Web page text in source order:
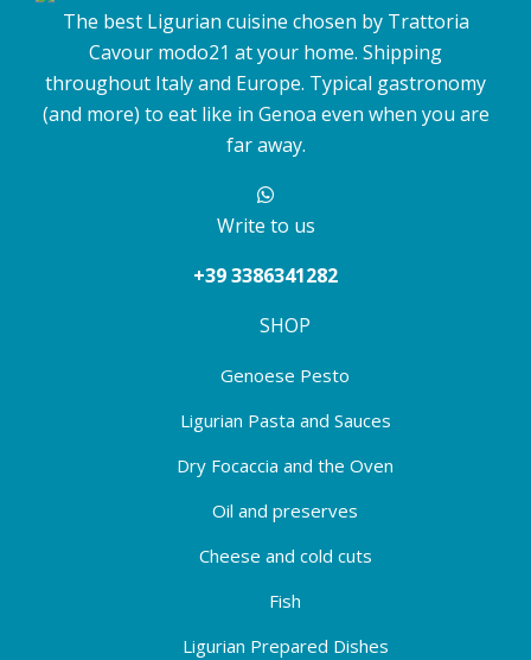
The best Ligurian cuisine chosen by Trattoria
Cavour modo21 at your home. Shipping
throughout Italy and Europe. Typical gastronomy
(and more) to eat like in Genoa even when you are
far away.
Write to us
+39 3386341282
SHOP
Genoese Pesto
Ligurian Pasta and Sauces
Dry Focaccia and the Oven
Oil and preserves
Cheese and cold cuts
Fish
Ligurian Prepared Dishes